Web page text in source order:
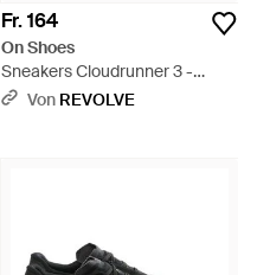
Fr. 164
On Shoes
Sneakers Cloudrunner 3 -
Mehrfarbig
Von REVOLVE